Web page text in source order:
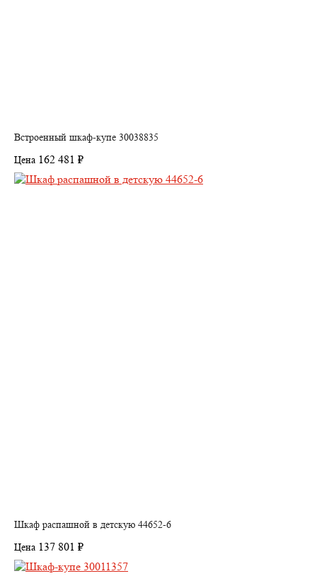
Встроенный шкаф-купе 30038835
Цена 162 481 ₽
Шкаф распашной в детскую 44652-6
Цена 137 801 ₽